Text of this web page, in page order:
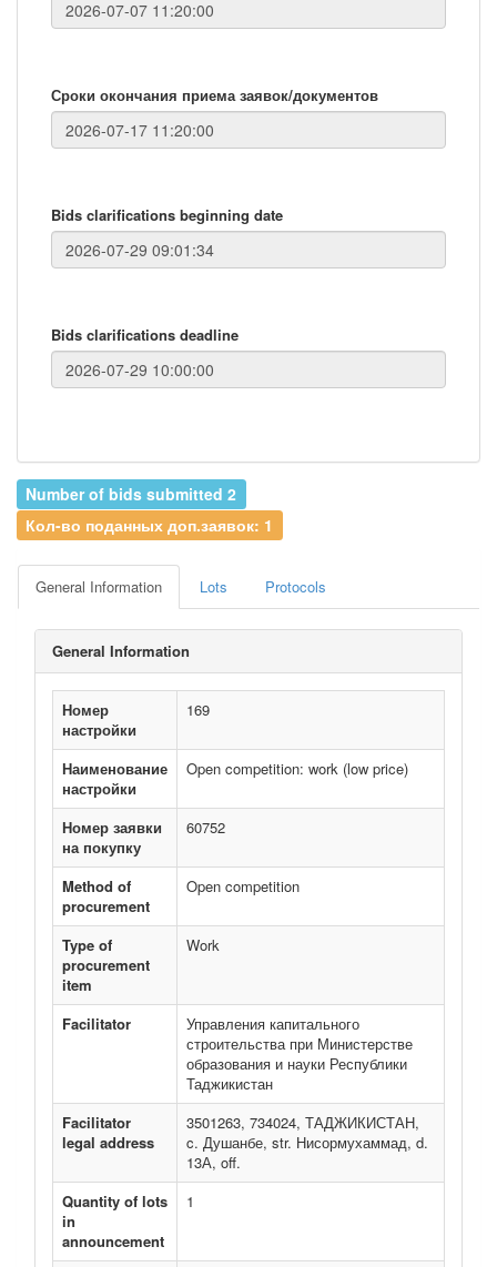
Сроки окончания приема заявок/документов
Bids clarifications beginning date
Bids clarifications deadline
Number of bids submitted 2
Кол-во поданных доп.заявок: 1
General Information Lots Protocols
General Information
Номер
настройки
169
Наименование
настройки
Open competition: work (low price)
Номер заявки
на покупку
60752
Method of
procurement
Open competition
Type of
procurement
item
Work
Facilitator
Управления капитального
строительства при Министерстве
образования и науки Республики
Таджикистан
Facilitator
legal address
3501263, 734024, ТАДЖИКИСТАН,
c. Душанбе, str. Нисормухаммад, d.
13А, off.
Quantity of lots
in
announcement
1